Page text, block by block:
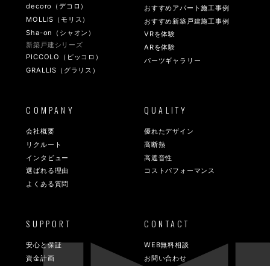
decoro（デコロ）
MOLLIS（モリス）
Sha-on（シャオン）
新築戸建シリーズ
PICCOLO（ピッコロ）
GRALLIS（グラリス）
おすすめアパート施工事例
おすすめ新築戸建施工事例
VRを体験
ARを体験
パーツギャラリー
COMPANY
会社概要
リクルート
インタビュー
選ばれる理由
よくある質問
QUALITY
優れたデザイン
高断熱
高遮音性
コストパフォーマンス
SUPPORT
安心と保証
資金計画
CONTACT
WEB無料相談
お問い合わせ